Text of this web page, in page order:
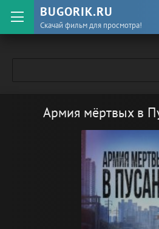
BUGORIK.RU
Скачай фильм для просмотра!
Армия мёртвых в